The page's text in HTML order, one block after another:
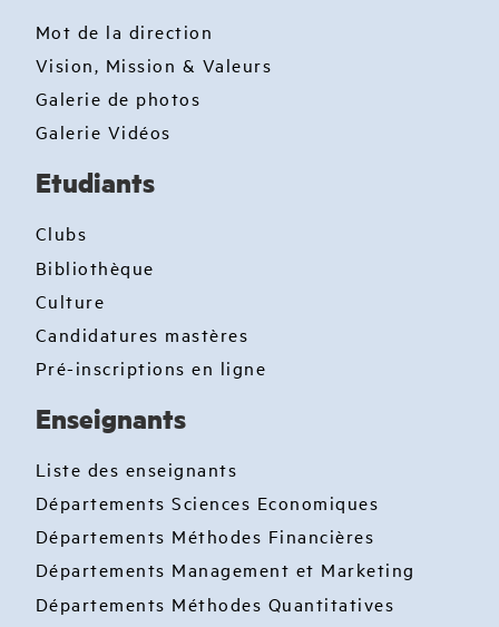
Mot de la direction
Vision, Mission & Valeurs
Galerie de photos
Galerie Vidéos
Etudiants
Clubs
Bibliothèque
Culture
Candidatures mastères
Pré-inscriptions en ligne
Enseignants
Liste des enseignants
Départements Sciences Economiques
Départements Méthodes Financières
Départements Management et Marketing
Départements Méthodes Quantitatives